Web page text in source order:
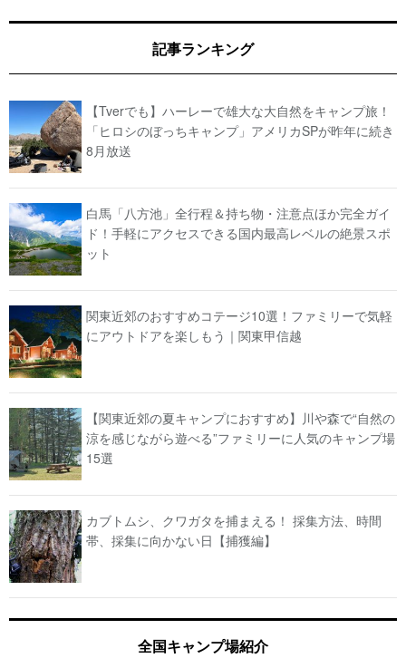
記事ランキング
【Tverでも】ハーレーで雄大な大自然をキャンプ旅！
「ヒロシのぼっちキャンプ」アメリカSPが昨年に続き
8月放送
白馬「八方池」全行程＆持ち物・注意点ほか完全ガイ
ド！手軽にアクセスできる国内最高レベルの絶景スポ
ット
関東近郊のおすすめコテージ10選！ファミリーで気軽
にアウトドアを楽しもう｜関東甲信越
【関東近郊の夏キャンプにおすすめ】川や森で“自然の
涼を感じながら遊べる”ファミリーに人気のキャンプ場
15選
カブトムシ、クワガタを捕まえる！ 採集方法、時間
帯、採集に向かない日【捕獲編】
全国キャンプ場紹介